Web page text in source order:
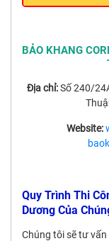
BẢO KHANG
Địa chỉ:Số 240/
Website:
Quy Trình Thi
Dương Của
Chúng tôi sẽ tư